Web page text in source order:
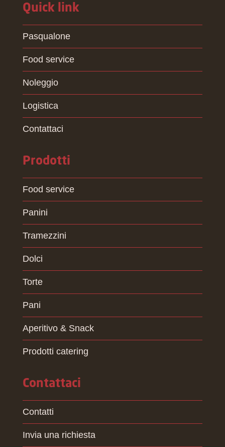
Quick link
Pasqualone
Food service
Noleggio
Logistica
Contattaci
Prodotti
Food service
Panini
Tramezzini
Dolci
Torte
Pani
Aperitivo & Snack
Prodotti catering
Contattaci
Contatti
Invia una richiesta